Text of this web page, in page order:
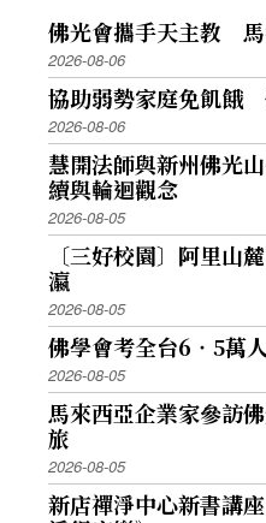
佛光會攜手天主教
2026-08-06
協助弱勢家庭免飢餓
2026-08-06
慧開法師與新州佛光
續與輪迴觀念
2026-08-05
〔三好校園〕阿里
瀛
2026-08-05
佛學會考全台6‧5萬
2026-08-05
馬來西亞企業家參訪
旅
2026-08-05
新店禪淨中心新書講